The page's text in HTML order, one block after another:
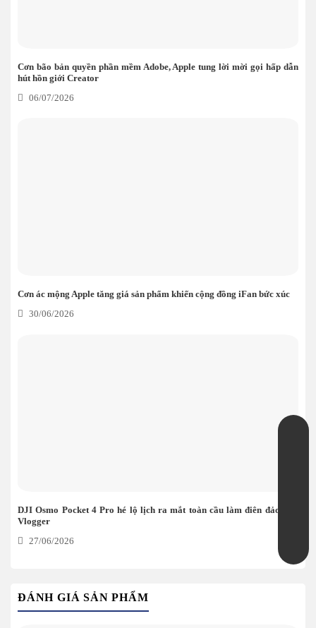
Cơn bão bản quyền phần mềm Adobe, Apple tung lời mời gọi hấp dẫn
hút hồn giới Creator
06/07/2026
Cơn ác mộng Apple tăng giá sản phẩm khiến cộng đồng iFan bức xúc
30/06/2026
DJI Osmo Pocket 4 Pro hé lộ lịch ra mắt toàn cầu làm điên đảo giới
Vlogger
27/06/2026
ĐÁNH GIÁ SẢN PHẨM